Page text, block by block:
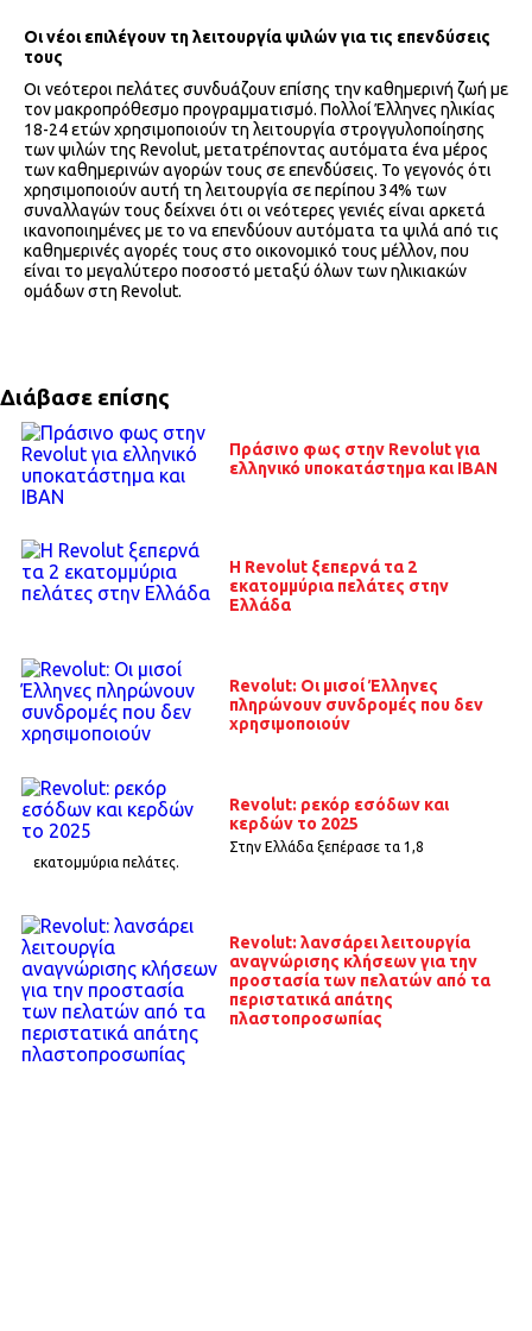
Οι νέοι επιλέγουν τη λειτουργία ψιλών για τις επενδύσεις
τους
Οι νεότεροι πελάτες συνδυάζουν επίσης την καθημερινή ζωή με
τον μακροπρόθεσμο προγραμματισμό. Πολλοί Έλληνες ηλικίας
18-24 ετών χρησιμοποιούν τη λειτουργία στρογγυλοποίησης
των ψιλών της Revolut, μετατρέποντας αυτόματα ένα μέρος
των καθημερινών αγορών τους σε επενδύσεις. Το γεγονός ότι
χρησιμοποιούν αυτή τη λειτουργία σε περίπου 34% των
συναλλαγών τους δείχνει ότι οι νεότερες γενιές είναι αρκετά
ικανοποιημένες με το να επενδύουν αυτόματα τα ψιλά από τις
καθημερινές αγορές τους στο οικονομικό τους μέλλον, που
είναι το μεγαλύτερο ποσοστό μεταξύ όλων των ηλικιακών
ομάδων στη Revolut.
Διάβασε επίσης
Πράσινο φως στην Revolut για
ελληνικό υποκατάστημα και IBAN
Η Revolut ξεπερνά τα 2
εκατομμύρια πελάτες στην
Ελλάδα
Revolut: Οι μισοί Έλληνες
πληρώνουν συνδρομές που δεν
χρησιμοποιούν
Revolut: ρεκόρ εσόδων και
κερδών το 2025
Στην Ελλάδα ξεπέρασε τα 1,8
εκατομμύρια πελάτες.
Revolut: λανσάρει λειτουργία
αναγνώρισης κλήσεων για την
προστασία των πελατών από τα
περιστατικά απάτης
πλαστοπροσωπίας